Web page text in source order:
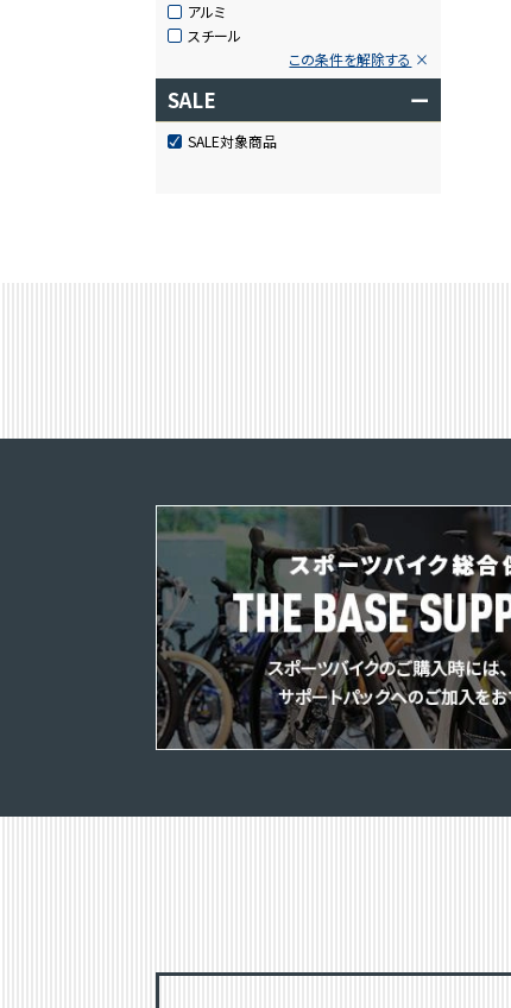
アルミ
スチール
この条件を解除する
SALE ー
SALE対象商品